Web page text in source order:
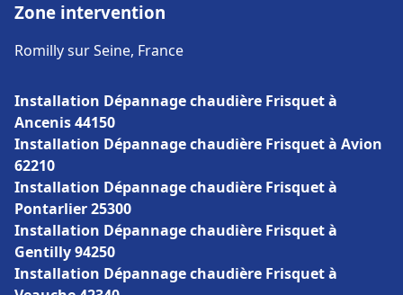
Zone intervention
Romilly sur Seine, France
Installation Dépannage chaudière Frisquet à
Ancenis 44150
Installation Dépannage chaudière Frisquet à Avion
62210
Installation Dépannage chaudière Frisquet à
Pontarlier 25300
Installation Dépannage chaudière Frisquet à
Gentilly 94250
Installation Dépannage chaudière Frisquet à